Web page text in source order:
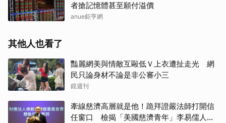
者搶記憶體甚至願付溢價
anue鉅亨網
其他人也看了
豔麗網美與情敵互毆低Ｖ上衣遭扯走光 網
民只論身材不論是非公審小三
鏡週刊
牽線慈濟高層就是他！跪拜證嚴法師打開信
任窗口 檢揭「美國慈濟青年」李易儒人脈